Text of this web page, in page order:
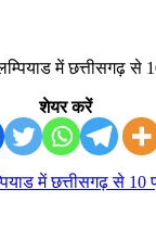
शेयर करें
में छत्तीसगढ़ से 10